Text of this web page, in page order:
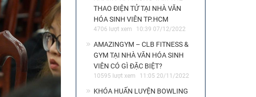
THAO ĐIỆN TỬ TẠI NHÀ VĂN
HÓA SINH VIÊN TP.HCM
4706 lượt xem 10:39 07/12/2022
AMAZINGYM – CLB FITNESS &
GYM TẠI NHÀ VĂN HÓA SINH
VIÊN CÓ GÌ ĐẶC BIỆT?
10595 lượt xem 11:05 20/11/2022
KHÓA HUẤN LUYỆN BOWLING